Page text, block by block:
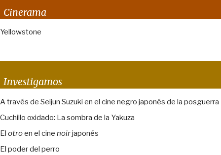
Cinerama
Yellowstone
Investigamos
A través de Seijun Suzuki en el cine negro japonés de la posguerra
Cuchillo oxidado: La sombra de la Yakuza
El otroen el cine noirjaponés
El poder del perro